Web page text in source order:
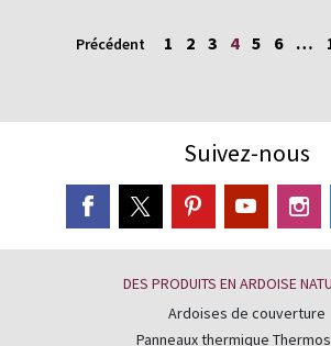
Précédent 1 2 3 4 5 6 …
Suivez-nous
DES PRODUITS EN ARDOISE
Ardoises de couverture
Panneaux thermique